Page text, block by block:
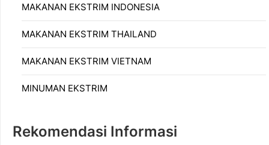
MAKANAN EKSTRIM INDONESIA
MAKANAN EKSTRIM THAILAND
MAKANAN EKSTRIM VIETNAM
MINUMAN EKSTRIM
Rekomendasi Informasi